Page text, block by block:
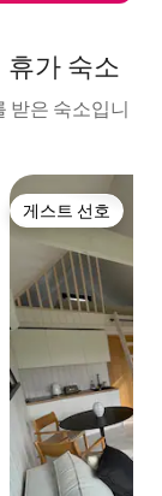
가 숙소
받은 숙소입니
게스트 선호
게스트 선호